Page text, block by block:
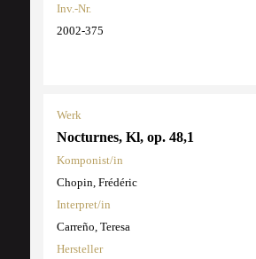
Inv.-Nr.
2002-375
Werk
Nocturnes, Kl, op. 48,1
Komponist/in
Chopin, Frédéric
Interpret/in
Carreño, Teresa
Hersteller